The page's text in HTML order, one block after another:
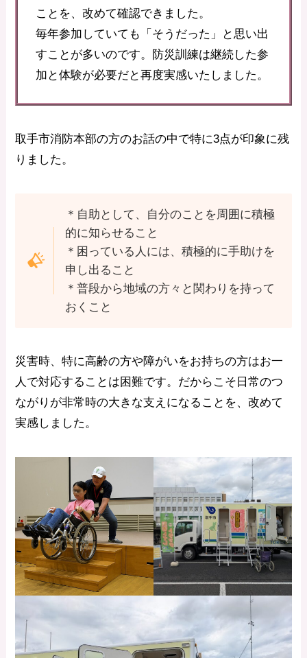
ことを、改めて確認できました。
毎年参加していても「そうだった」と思い出
すことが多いのです。防災訓練は継続した参
加と体験が必要だと再度実感いたしました。
取手市消防本部の方のお話の中で特に3点が印象に残
りました。
＊自助として、自分のことを周囲に積極
的に知らせること
＊困っている人には、積極的に手助けを
申し出ること
＊普段から地域の方々と関わりを持って
おくこと
災害時、特に高齢の方や障がいをお持ちの方はお一
人で対応することは困難です。だからこそ日常のつ
ながりが非常時の大きな支えになることを、改めて
実感しました。